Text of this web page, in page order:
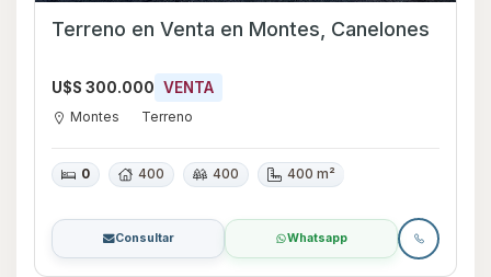
Terreno en Venta en Montes, Canelones
U$S 300.000 VENTA
Montes Terreno
0 400 400 400 m²
Consultar Whatsapp